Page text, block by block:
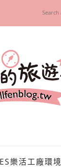
樂活工廠環境